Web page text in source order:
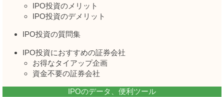
IPO投資のメリット
IPO投資のデメリット
IPO投資の質問集
IPO投資におすすめの証券会社
お得なタイアップ企画
資金不要の証券会社
IPOのデータ、便利ツール